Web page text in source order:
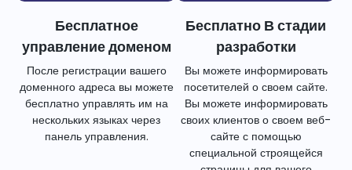
Бесплатное
управление доменом
После регистрации вашего
доменного адреса вы можете
бесплатно управлять им на
нескольких языках через
панель управления.
Бесплатно В стадии
разработки
Вы можете информировать
посетителей о своем сайте.
Вы можете информировать
своих клиентов о своем веб-
сайте с помощью
специальной строящейся